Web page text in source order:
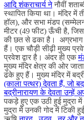
आदि शंकराचार्य नेनौवीं
स्थापित किया था। मंदिर में
हॉल), और सभा मंडप
मीटर (49 फीट) ऊँची है,
की छत से ढका है। अग्रभाग
हैं। एक चौड़ी सीढ़ी मुख्य
प्रवेश द्वार है। अंदर ही एक
मुख्य मंदिर क्षेत्र की ओर
ढंके हुए हैं। मुख्य मंदिर में
(काला पत्थर) देवता हैं, जो
बद्रीनारायण के देवता उन्हें
पकड़े हुए एक उठी हुई मुद्रा
मुद्रा में उनकी गोद में टिकी